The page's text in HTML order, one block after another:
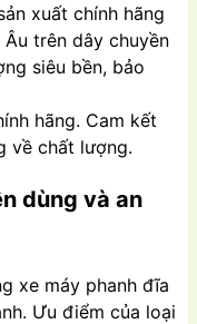
xuất chính hãng
trên dây chuyền
siêu bền, bảo
hãng. Cam kết
về chất lượng.
dùng và an
xe máy phanh đĩa
Ưu điểm của loại